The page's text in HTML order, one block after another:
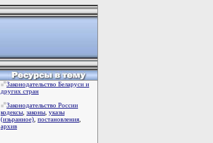
Законодательство Беларуси и
других стран
Законодательство России
кодексы законы указы
(изьранное) постановления
архив